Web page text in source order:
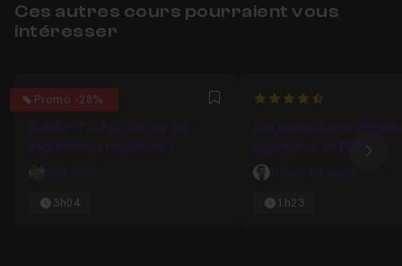
Ces autres cours pourraient vous
intéresser
Promo -28%
5 Favori
Bundle : Tout savoir sur les
expressions régulières !
Carl Brison
3h04
4.5
Les expressions
appliquées en PHP
Hakim Ait Tayeb
1h23